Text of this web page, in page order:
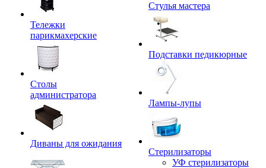
Тележки
парикмахерские
Столы
администратора
Диваны для ожидания
Стулья мастера
Подставки педикюрные
Лампы-лупы
Стерилизаторы
УФ стерилизаторы